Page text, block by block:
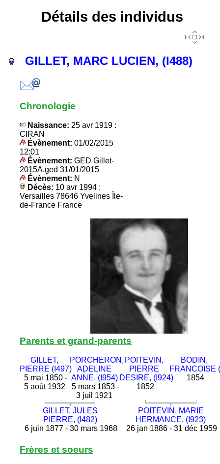
Détails des individus
GILLET, MARC LUCIEN, (I488)
Chronologie
Naissance: 25 avr 1919 :
CIRAN
Évènement: 01/02/2015
12:01
Évènement: GED Gillet-
2015A.ged 31/01/2015
Évènement: N
Décès: 10 avr 1994 :
Versailles 78646 Yvelines Île-
de-France France
Parents et grand-parents
GILLET,
PIERRE (I497)
5 mai 1850 -
5 août 1932
PORCHERON,
ADELINE
ANNE, (I954)
5 mars 1853 -
3 juil 1921
POITEVIN,
PIERRE
DESIRE, (I924)
1852
BODIN,
FRANCOISE
1854
GILLET, JULES
PIERRE, (I482)
6 juin 1877 - 30 mars 1968
POITEVIN, MARIE
HERMANCE, (I923)
26 jan 1886 - 31 déc 1959
Frères et soeurs